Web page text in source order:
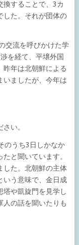
換することで、3カ
した。それが団体の
交流を呼びかけた学
を経て、平壌外国
昨年は北朝鮮による
いましたが、今年は
い。
のうち3日しかなか
と聞いています。
した。北朝鮮の主体
いう意味で、金日成
塔や凱旋門を見学し
人の話を聞いたりも